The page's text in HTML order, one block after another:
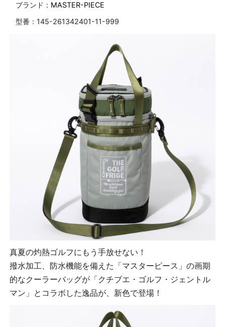
ブランド： MASTER-PIECE
型番： 145-261342401-11-999
真夏の灼熱ゴルフにもう手放せない！
撥水加工、防水機能を備えた「マスターピース」の画期
的なクーラーバッグが「クチブエ・ゴルフ・ジェントル
マン」とコラボした逸品が、新色で登場！